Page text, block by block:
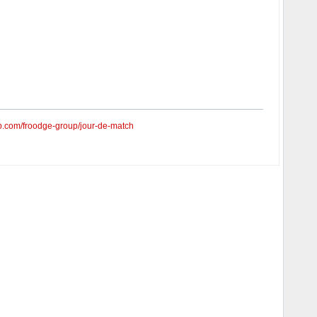
froodge-group/jour-de-match